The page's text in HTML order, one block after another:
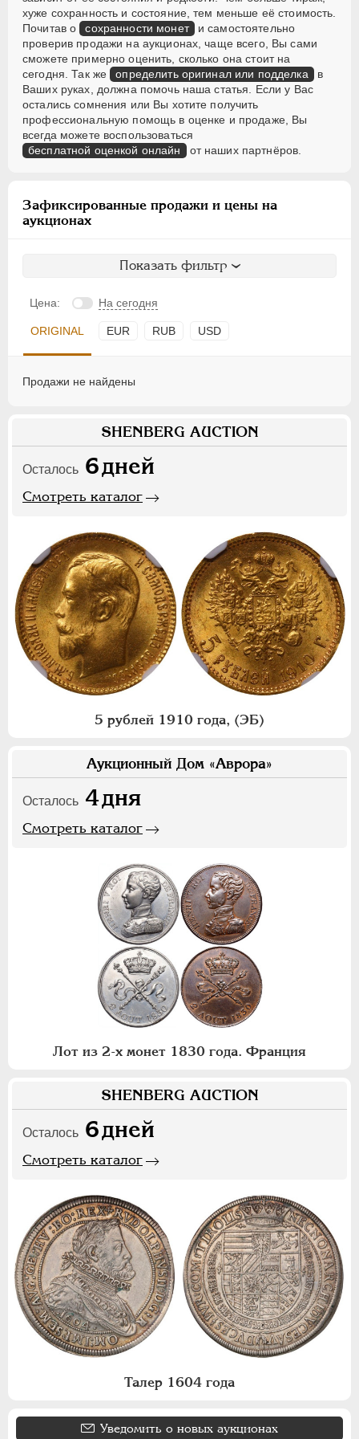
хуже сохранность и состояние, тем меньше её стоимость.
Почитав о сохранности монет и самостоятельно
проверив продажи на аукционах, чаще всего, Вы сами
сможете примерно оценить, сколько она стоит на
сегодня. Так же определить оригинал или подделка в
Ваших руках, должна помочь наша статья. Если у Вас
остались сомнения или Вы хотите получить
профессиональную помощь в оценке и продаже, Вы
всегда можете воспользоваться
бесплатной оценкой онлайн от наших партнёров.
Зафиксированные продажи и цены на
аукционах
Показать фильтр
Цена: На сегодня
ORIGINAL EUR RUB USD
Продажи не найдены
SHENBERG AUCTION
Осталось 6дней
Смотреть каталог
5 рублей 1910 года, (ЭБ)
Аукционный Дом «Аврора»
Осталось 4дня
Смотреть каталог
Лот из 2-х монет 1830 года. Франция
SHENBERG AUCTION
Осталось 6дней
Смотреть каталог
Талер 1604 года
Уведомить о новых аукционах